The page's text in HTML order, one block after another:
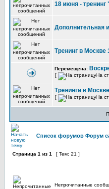
18 июня -
Дополнительная
Тренинг в Москве
Перемещена:
[ На
Тренинги в
[ На
Список форумов Форум
Страница 1 из 1 [ Тем: 21 ]
Непрочитанные